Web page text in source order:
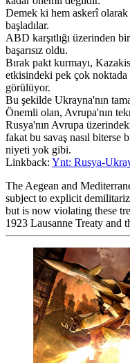
Demek ki hem askerî
başladılar.
ABD karşıtlığı üzerinden
başarısız oldu.
Bırak pakt kurmayı,
etkisindeki pek çok noktada
görülüyor.
Bu şekilde Ukrayna'nın
Önemli olan, Avrupa'nın
Rusya'nın Avrupa
fakat bu savaş nasıl biterse
niyeti yok gibi.
Linkback: Ynt: Rusya-
The Aegean and
subject to explicit
but is now violating these
1923 Lausanne Treaty and